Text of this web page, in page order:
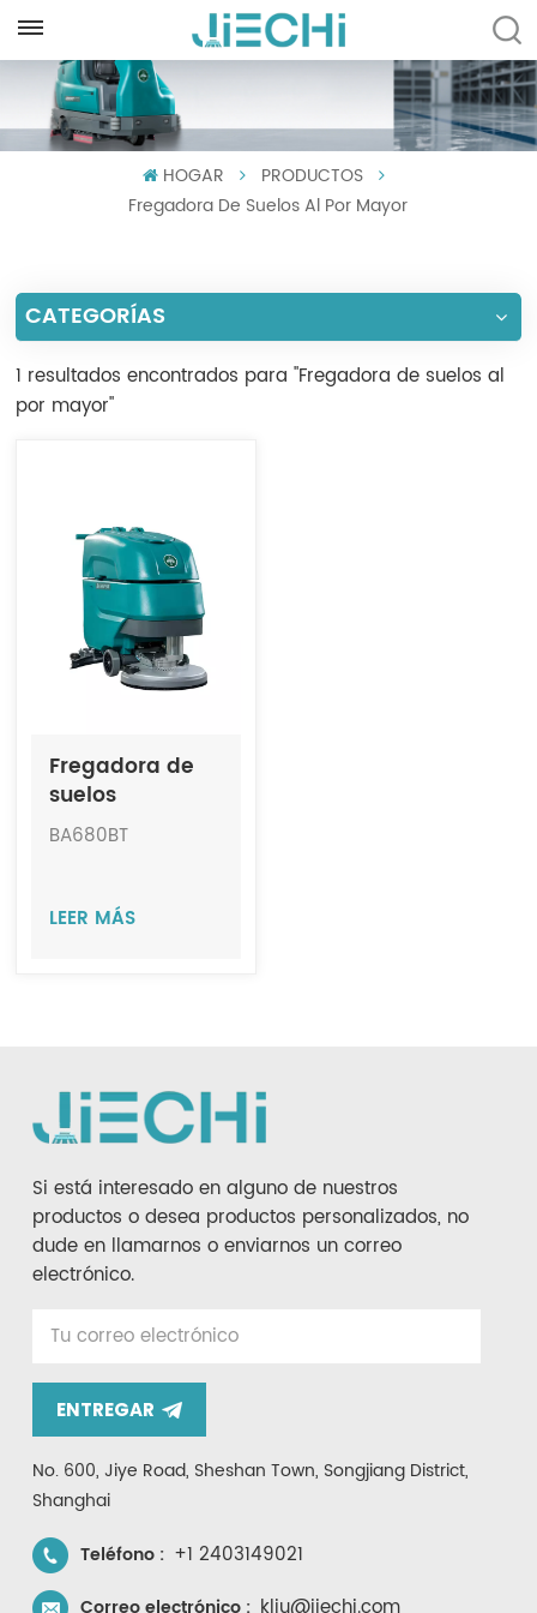
English
Español
Português
العربية
Indonesia
HOGAR
PRODUCTOS
Fregadora De Suelos Al Por Mayor
CATEGORÍAS
1 resultados encontrados para "Fregadora de suelos al
por mayor"
Fregadora de
suelos
totalmente
mediana JIECHI
BA680BT
LEER MÁS
Si está interesado en alguno de nuestros
productos o desea productos personalizados, no
dude en llamarnos o enviarnos un correo
electrónico.
ENTREGAR
No. 600, Jiye Road, Sheshan Town, Songjiang District,
Shanghai
Teléfono : +1 2403149021
Correo electrónico :